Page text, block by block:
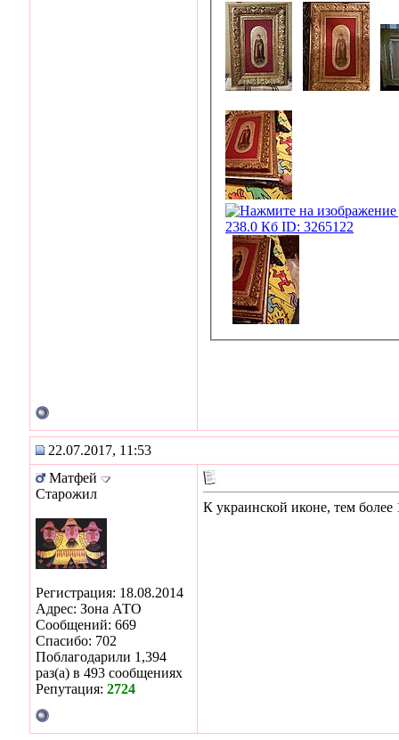
22.07.2017, 11:53
Матфей
Старожил
Регистрация: 18.08.2014
Адрес: Зона АТО
Сообщений: 669
Спасибо: 702
Поблагодарили 1,394
раз(а) в 493 сообщениях
Репутация: 2724
К украинской иконе, тем